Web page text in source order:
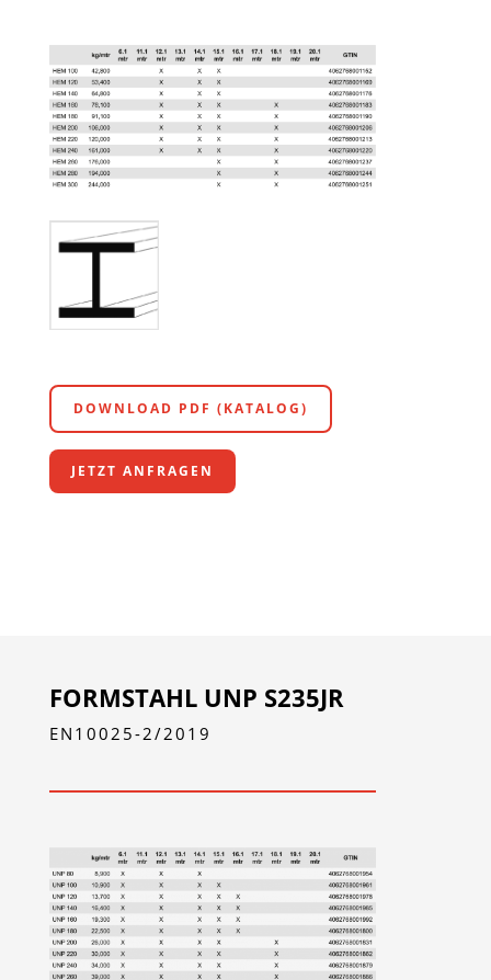
DOWNLOAD PDF (KATALOG)
JETZT ANFRAGEN
FORMSTAHL UNP S235JR
EN10025-2/2019